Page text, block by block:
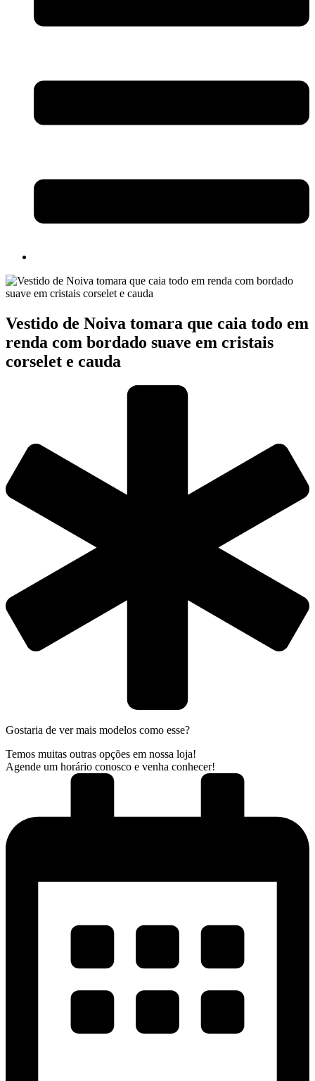
Vestido de Noiva tomara que caia todo em
renda com bordado suave em cristais
corselet e cauda
Gostaria de ver mais modelos como esse?
Temos muitas outras opções em nossa loja!
Agende um horário conosco e venha conhecer!